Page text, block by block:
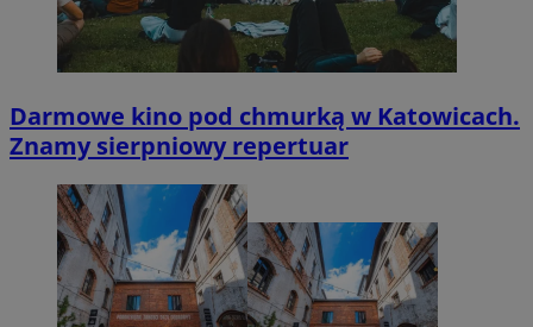
Darmowe kino pod chmurką w Katowicach.
Znamy sierpniowy repertuar